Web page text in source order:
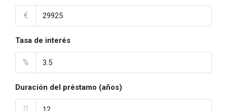
€
Tasa de interés
%
Duración del préstamo (años)